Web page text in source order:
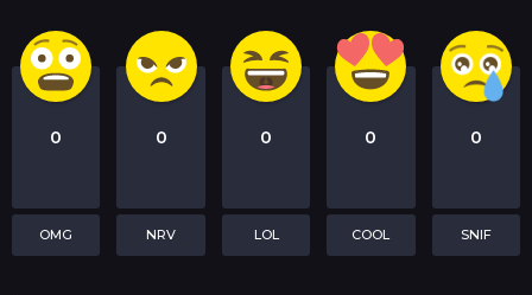
0
OMG
0
NRV
0
LOL
0
COOL
0
SNIF